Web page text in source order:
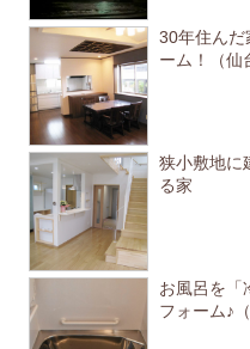
30年住んだ
ーム！（仙
狭小敷地に
る家
お風呂を「
フォーム♪